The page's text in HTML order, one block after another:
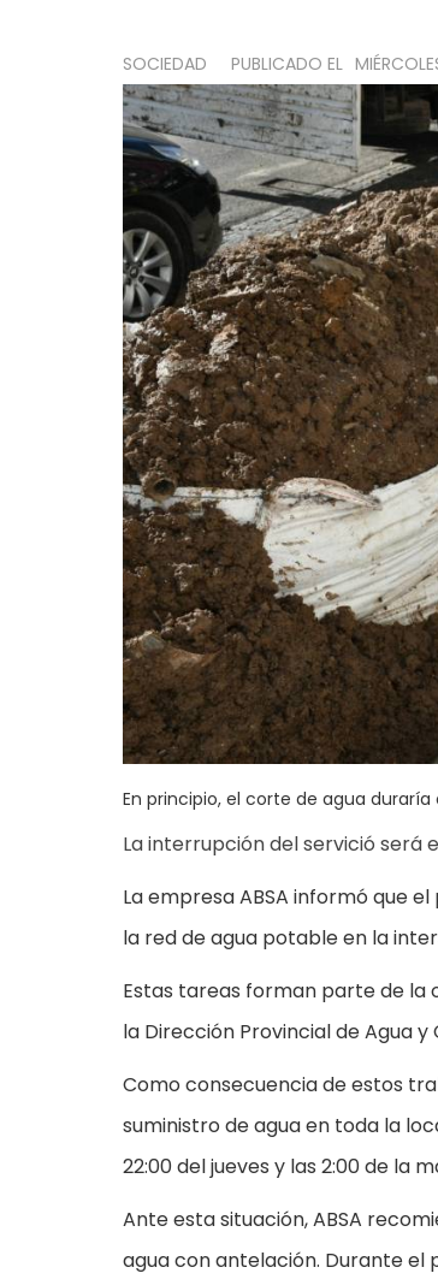
SOCIEDAD PUBLICADO EL
En principio, el corte de agua duraría
La interrupción del servició será
La empresa ABSA informó que
la red de agua potable en la
Estas tareas forman parte de la
la Dirección Provincial de Agua y
Como consecuencia de estos
suministro de agua en toda la
22:00 del jueves y las 2:00 de la
Ante esta situación, ABSA
agua con antelación. Durante el